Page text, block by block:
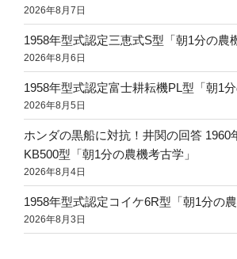
2026年8月7日
1958年型式認定三恵式S型「朝1分の農
2026年8月6日
1958年型式認定富士耕耘機PL型「朝1分
2026年8月5日
ホンダの黒船に対抗！井関の回答 1960
KB500型「朝1分の農機考古学」
2026年8月4日
1958年型式認定コイケ6R型「朝1分の農
2026年8月3日